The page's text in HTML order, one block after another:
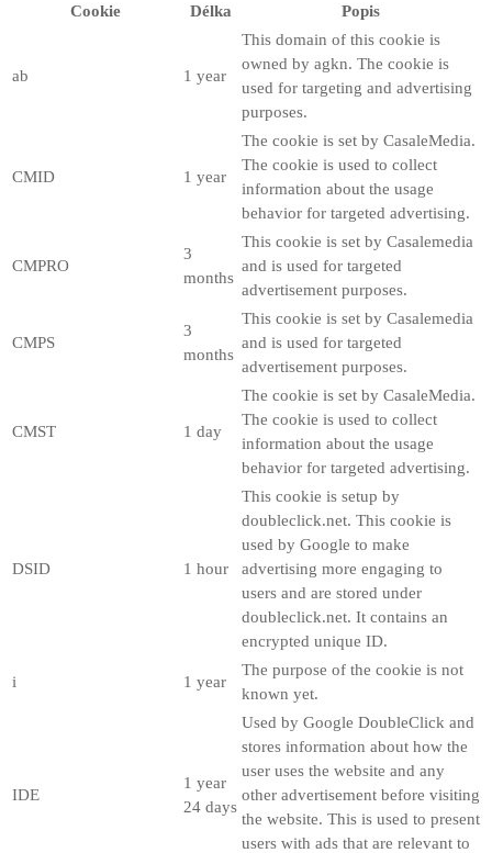
Cookie
Délka Popis
ab 1 year
This domain of this cookie is
owned by agkn. The cookie is
used for targeting and advertising
purposes.
CMID 1 year
The cookie is set by CasaleMedia.
The cookie is used to collect
information about the usage
behavior for targeted advertising.
CMPRO
3
months
This cookie is set by Casalemedia
and is used for targeted
advertisement purposes.
CMPS
3
months
This cookie is set by Casalemedia
and is used for targeted
advertisement purposes.
CMST 1 day
The cookie is set by CasaleMedia.
The cookie is used to collect
information about the usage
behavior for targeted advertising.
DSID 1 hour
This cookie is setup by
doubleclick.net. This cookie is
used by Google to make
advertising more engaging to
users and are stored under
doubleclick.net. It contains an
encrypted unique ID.
i 1 year
The purpose of the cookie is not
known yet.
IDE
1 year
24 days
Used by Google DoubleClick and
stores information about how the
user uses the website and any
other advertisement before visiting
the website. This is used to present
users with ads that are relevant to